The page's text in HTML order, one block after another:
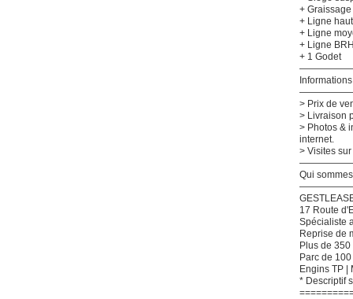
+
+ Ligne
+ Ligne
+ Ligne
+ 1 Godet
> Prix de
> Livraison
> Photos &
internet.
> Visites
Qui
17 Route
Spécialiste
Reprise de
Plus de
Parc de
Engins TP |
* Descriptif